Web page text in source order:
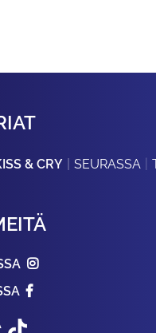
& CRY SEURASSA